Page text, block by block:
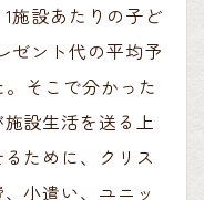
施設あたりの子ど
ゼント代の平均予
そこで分かった
設生活を送る上
ために、クリス
小遣い、ユニッ